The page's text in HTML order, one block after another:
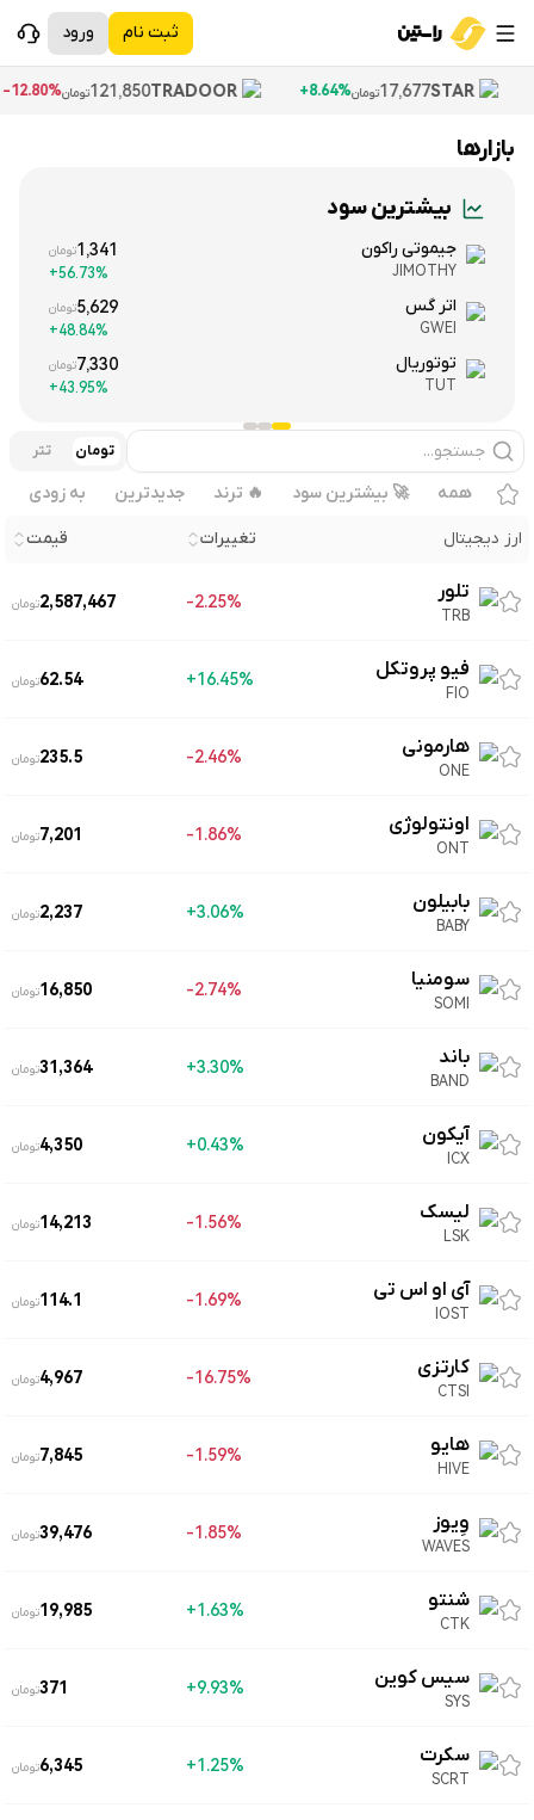
ثبت نام ورود
TRADOOR
121,850تومان 12.80%- STAR
17,677تومان 8.64%+
بازارها
خرید و فروش ارزهای دیجیتال با قیمت لحظه‌ای بازارهای جهانی
بیشترین سود
جیموتی راکون
JIMOTHY
1,341تومان
56.73%+
اتر گس
GWEI
5,629تومان
48.84%+
توتوریال
TUT
7,330تومان
43.95%+
تومان تتر
همه 🚀 بیشترین سود 🔥 ترند جدیدترین
به زودی
ارز دیجیتال
تغییرات قیمت
تلور
TRB
2.25%-
2,587,467تومان
فیو پروتکل
FIO
16.45%+
62.54تومان
هارمونی
ONE
2.46%-
235.5تومان
اونتولوژی
ONT
1.86%-
7,201تومان
بابیلون
BABY
3.06%+
2,237تومان
سومنیا
SOMI
2.74%-
16,850تومان
باند
BAND
3.30%+
31,364تومان
آیکون
ICX
0.43%+
4,350تومان
لیسک
LSK
1.56%-
14,213تومان
آی او اس تی
IOST
1.69%-
114.1تومان
کارتزی
CTSI
16.75%-
4,967تومان
هایو
HIVE
1.59%-
7,845تومان
وِیوز
WAVES
1.85%-
39,476تومان
شنتو
CTK
1.63%+
19,985تومان
سیس کوین
SYS
9.93%+
371تومان
سکرت
SCRT
1.25%+
6,345تومان